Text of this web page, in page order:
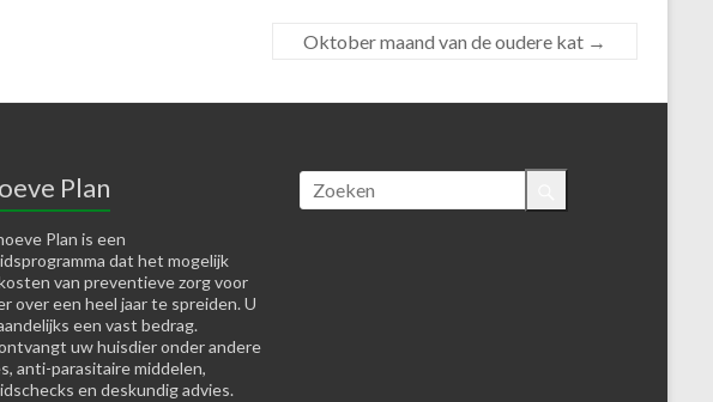
Oktober maand van de oudere kat →
Plan
Plan is een
dat het mogelijk
van preventieve zorg voor
over een heel jaar te spreiden. U
een vast bedrag.
uw huisdier onder andere
anti-parasitaire middelen,
en deskundig advies.